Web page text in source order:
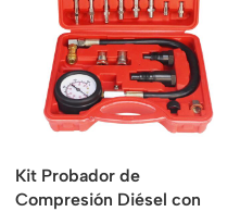
Kit Probador de
Compresión Diésel con